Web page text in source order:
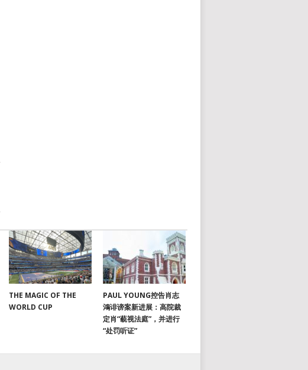
THE MAGIC OF THE
WORLD CUP
PAUL YOUNG控告肖志
鴻诽谤案新进展：高院裁
定肖“藐视法庭”，并进行
“处罚听证”